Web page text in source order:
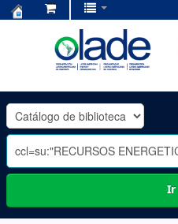
OLADE
-
Ir